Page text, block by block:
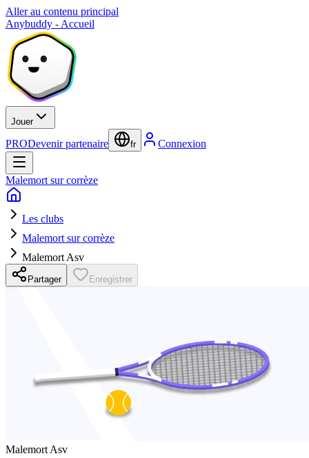
Aller au contenu principal
Anybuddy - Accueil
Jouer
PRODevenir partenaire fr Connexion
Malemort sur corrèze
Les clubs
Malemort sur corrèze
Malemort Asv
Partager Enregistrer
Malemort Asv